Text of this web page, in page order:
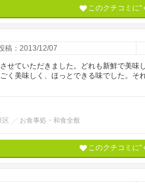
このクチコミに“
稿：2013/12/07
せていただきました。どれも新鮮で美
く美味しく、ほっとできる味でした。そ
区 お食事処・和食全般
このクチコミに“